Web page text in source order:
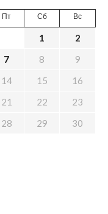
Пт Сб Вс
1
2
7 8
9
14 15
16
21 22
23
28 29
30